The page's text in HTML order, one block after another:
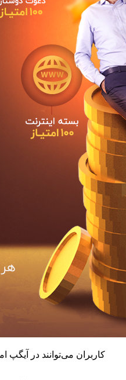
کاربران می‌توانند در آیگپ